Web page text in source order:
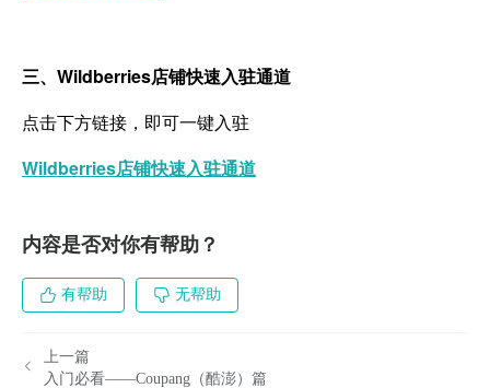
三、Wildberries店铺快速入驻通道
点击下方链接，即可一键入驻
Wildberries店铺快速入驻通道
内容是否对你有帮助？
有帮助 无帮助
上一篇
入门必看——Coupang（酷澎）篇